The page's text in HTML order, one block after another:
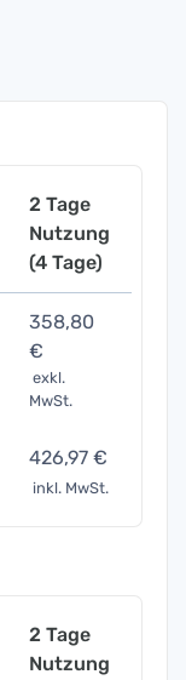
2 Tage
Nutzung
(4 Tage)
358,80
€
exkl.
MwSt.
426,97 €
inkl. MwSt.
2 Tage
Nutzung